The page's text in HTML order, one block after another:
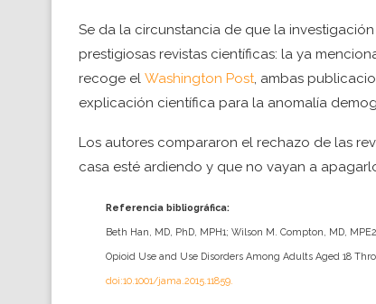
Se da la circunstancia de que la
prestigiosas revistas científicas: la ya
recoge el Washington Post, ambas
explicación científica para la anomalía
Los autores compararon el rechazo de las
casa esté ardiendo y que no vayan a
Referencia bibliográfica:
Beth Han, MD, PhD, MPH1; Wilson M. Compton, MD,
Opioid Use and Use Disorders Among Adults Aged 18
doi:10.1001/jama.2015.11859.